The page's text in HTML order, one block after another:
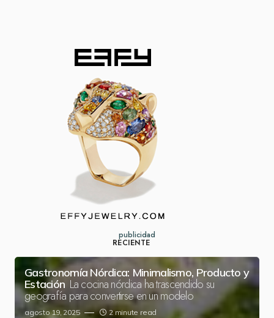
publicidad
RECIENTE
Gastronomía Nórdica: Minimalismo, Producto y
Estación La cocina nórdica ha trascendido su
geografía para convertirse en un modelo
agosto 19, 2025 2 minute read